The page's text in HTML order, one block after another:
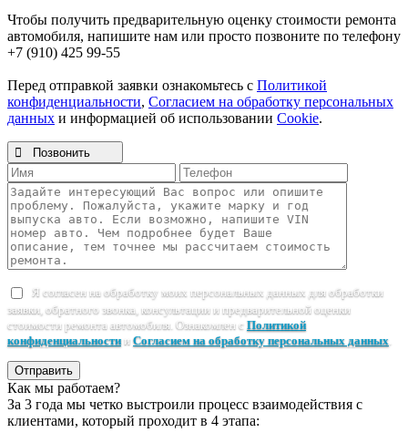
Чтобы получить предварительную оценку стоимости ремонта
автомобиля, напишите нам или просто позвоните по телефону
+7 (910) 425 99-55
Перед отправкой заявки ознакомьтесь с Политикой
конфиденциальности, Согласием на обработку персональных
данных и информацией об использовании Cookie.
 Позвонить
Я согласен на обработку моих персональных данных для обработки
заявки, обратного звонка, консультации и предварительной оценки
стоимости ремонта автомобиля. Ознакомлен с Политикой
конфиденциальностии Согласием на обработку персональных данных
Отправить
Как мы работаем?
За 3 года мы четко выстроили процесс взаимодействия с
клиентами, который проходит в 4 этапа: